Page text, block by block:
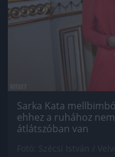
Sarka Kata
ehhez a ruhához
átlátszóban van